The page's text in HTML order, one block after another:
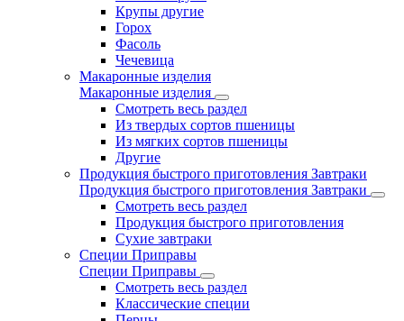
Крупы другие
Горох
Фасоль
Чечевица
Макаронные изделия
Макаронные изделия
Смотреть весь раздел
Из твердых сортов пшеницы
Из мягких сортов пшеницы
Другие
Продукция быстрого приготовления Завтраки
Продукция быстрого приготовления Завтраки
Смотреть весь раздел
Продукция быстрого приготовления
Сухие завтраки
Специи Приправы
Специи Приправы
Смотреть весь раздел
Классические специи